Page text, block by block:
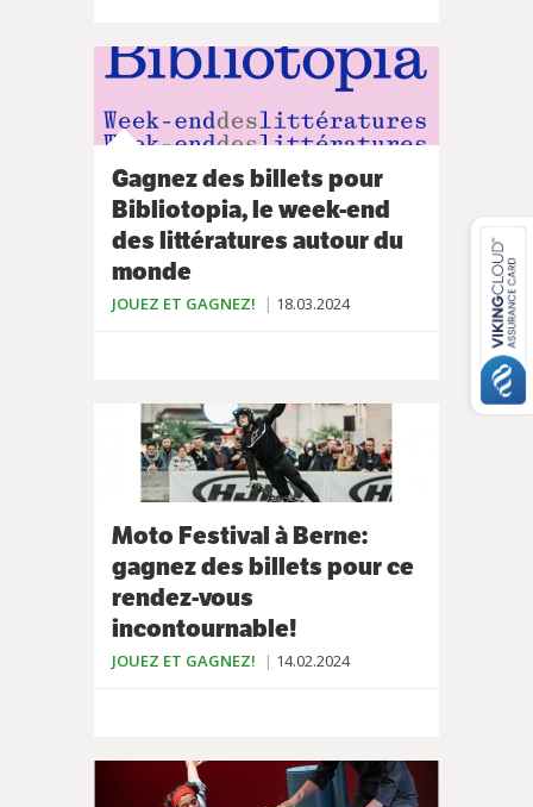
Gagnez des billets pour
Bibliotopia, le week-end
des littératures autour du
monde
JOUEZ ET GAGNEZ! 18.03.2024
Moto Festival à Berne:
gagnez des billets pour ce
rendez-vous
incontournable!
JOUEZ ET GAGNEZ! 14.02.2024